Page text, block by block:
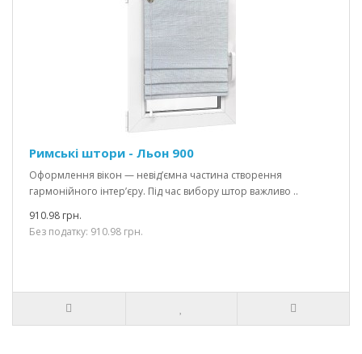
Римські штори - Льон 900
Оформлення вікон — невід’ємна частина створення
гармонійного інтер’єру. Під час вибору штор важливо ..
910.98 грн.
Без податку: 910.98 грн.